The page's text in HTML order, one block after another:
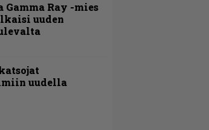
Gamma Ray -mies
uuden
uudella